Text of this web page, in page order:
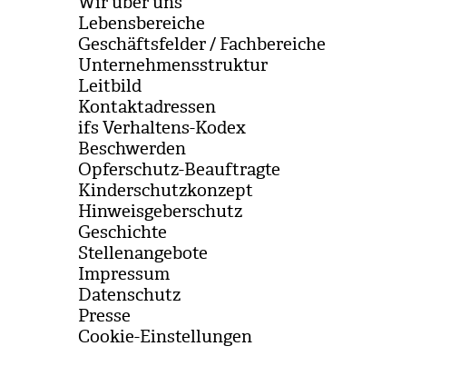
Lebensbereiche
Geschäftsfelder / Fachbereiche
Unternehmensstruktur
Leitbild
Kontaktadressen
ifs Verhaltens-Kodex
Beschwerden
Opferschutz-Beauftragte
Kinderschutzkonzept
Hinweisgeberschutz
Geschichte
Stellenangebote
Impressum
Datenschutz
Presse
Coo­kie-Ein­stel­lun­gen